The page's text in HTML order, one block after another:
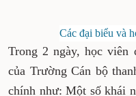
Các đại biểu và
Trong 2 ngày, học viên
của Trường Cán bộ
chính như: Một số khái